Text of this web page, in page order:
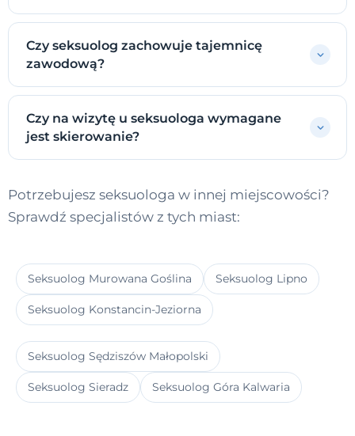
Czy seksuolog zachowuje tajemnicę
zawodową?
Czy na wizytę u seksuologa wymagane
jest skierowanie?
Potrzebujesz seksuologa w innej miejscowości?
Sprawdź specjalistów z tych miast:
Seksuolog Murowana Goślina Seksuolog Lipno
Seksuolog Konstancin-Jeziorna
Seksuolog Sędziszów Małopolski
Seksuolog Sieradz Seksuolog Góra Kalwaria